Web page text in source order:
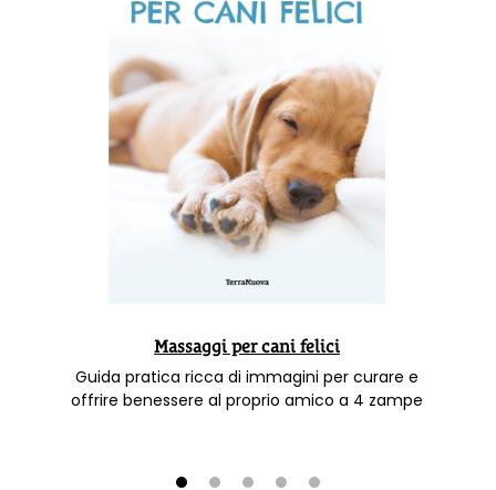
Massaggi per cani felici
Guida pratica ricca di immagini per curare e
offrire benessere al proprio amico a 4 zampe